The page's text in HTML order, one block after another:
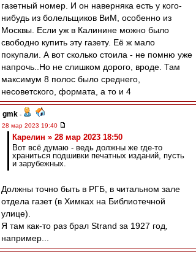
газетный номер. И он наверняка есть у кого-
нибудь из болельщиков ВиМ, особенно из
Москвы. Если уж в Калинине можно было
свободно купить эту газету. Её ж мало
покупали. А вот сколько стоила - не помню уже
напрочь..Но не слишком дорого, вроде. Там
максимум 8 полос было среднего,
несоветского, формата, а то и 4
gmk -
28 мар 2023 19:40
Карелин » 28 мар 2023 18:50
Вот всё думаю - ведь должны же где-то
храниться подшивки печатных изданий, пусть
и зарубежных.
Должны точно быть в РГБ, в читальном зале
отдела газет (в Химках на Библиотечной
улице).
Я там как-то раз брал Strand за 1927 год,
например...